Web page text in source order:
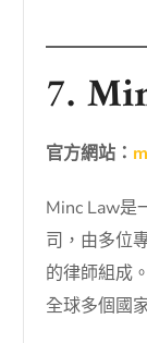
7.
官方網站：
Minc Law是
司，由多位
的律師組成
全球多個國